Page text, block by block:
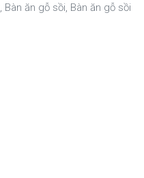
, Bàn ăn gỗ sồi, Bàn ăn gỗ sồi